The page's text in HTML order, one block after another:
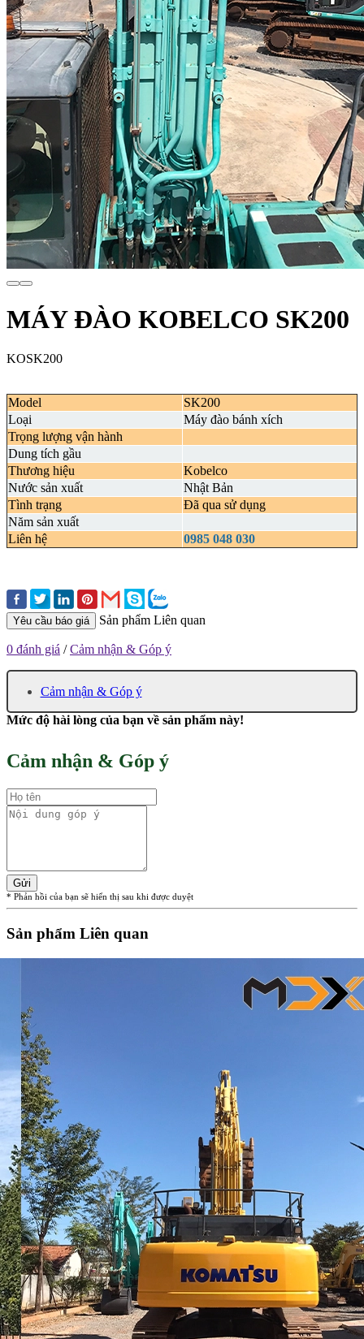
MÁY ĐÀO KOBELCO SK200
KOSK200
Model
SK200
Loại
Máy đào bánh xích
Trọng lượng vận hành
Dung tích gầu
Thương hiệu
Kobelco
Nước sản xuất
Nhật Bản
Tình trạng
Đã qua sử dụng
Năm sản xuất
Liên hệ
0985 048 030
Yêu cầu báo giá Sản phẩm Liên quan
0 đánh giá /Cảm nhận & Góp ý
Cảm nhận & Góp ý
Mức độ hài lòng của bạn về sản phẩm này!
Cảm nhận & Góp ý
Gửi
* Phản hồi của bạn sẽ hiển thị sau khi được duyệt
Sản phẩm Liên quan